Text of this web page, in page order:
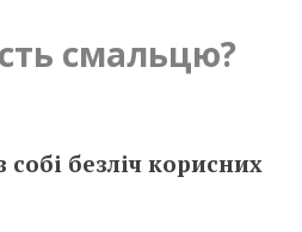
смальцю?
безліч корисних